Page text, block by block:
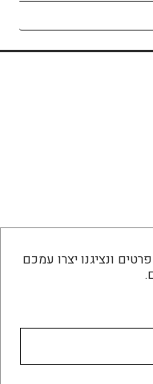
המקורי
היה:
₪1,906.
ונציגנו יצרו עמכם